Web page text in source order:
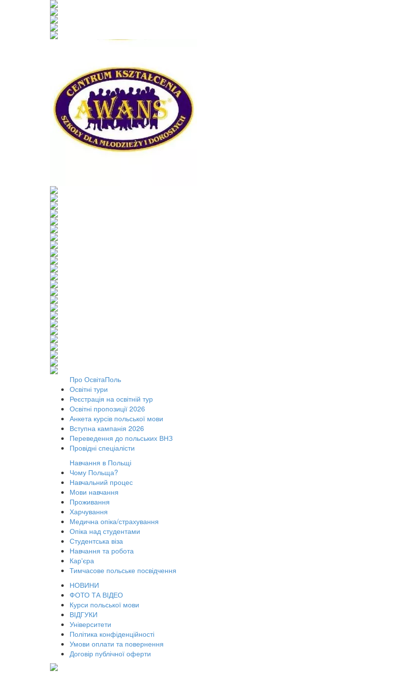
Про ОсвітаПоль
Освітні тури
Реєстрація на освітній тур
Освітні пропозиції 2026
Анкета курсів польської мови
Вступна кампанія 2026
Переведення до польських ВНЗ
Провідні спеціалісти
Навчання в Польщі
Чому Польща?
Навчальний процес
Мови навчання
Проживання
Харчування
Медична опіка/страхування
Опіка над студентами
Студентська віза
Навчання та робота
Кар'єра
Тимчасове польське посвідчення
НОВИНИ
ФОТО ТА ВІДЕО
Курси польської мови
ВІДГУКИ
Університети
Політика конфіденційності
Умови оплати та повернення
Договір публічної оферти